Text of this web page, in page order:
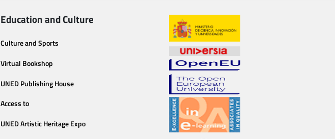
Education and Culture
Culture and Sports
Virtual Bookshop
UNED Publishing House
Access to
UNED Artistic Heritage Expo